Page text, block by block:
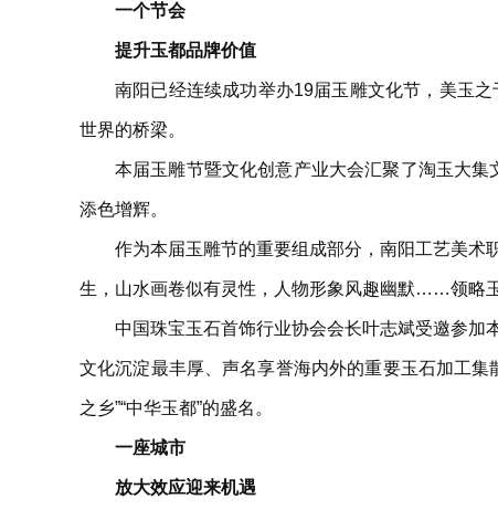
一个节会
提升玉都品牌价值
南阳已经连续成功举办19届玉雕文化节，美玉
世界的桥梁。
本届玉雕节暨文化创意产业大会汇聚了淘玉大集
添色增辉。
作为本届玉雕节的重要组成部分，南阳工艺美术
生，山水画卷似有灵性，人物形象风趣幽默……领略
中国珠宝玉石首饰行业协会会长叶志斌受邀参加
文化沉淀最丰厚、声名享誉海内外的重要玉石加工
之乡”“中华玉都”的盛名。
一座城市
放大效应迎来机遇